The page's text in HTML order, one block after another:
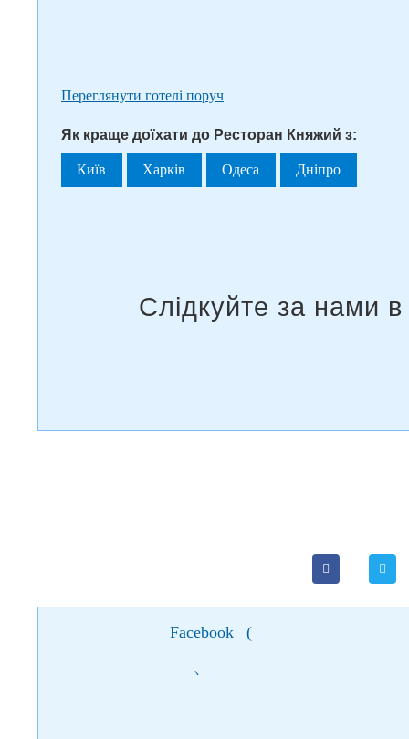
Переглянути готелі поруч
Як краще доїхати до Ресторан Княжий з:
Київ Харків Одеса Дніпро
Facebook (
)